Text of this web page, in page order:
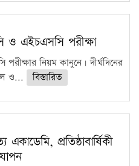
ও এইচএসসি পরীক্ষা
নিয়ম কানুনে। দীর্ঘদিনের
ও...
বিস্তারিত
প্রতিষ্ঠাবার্ষিকী